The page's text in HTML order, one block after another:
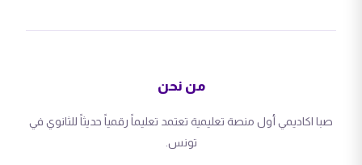
من نحن
صبا اكاديمي أول منصة تعليمية تعتمد تعليماً رقمياً حديثاً للثانوي في
تونس.